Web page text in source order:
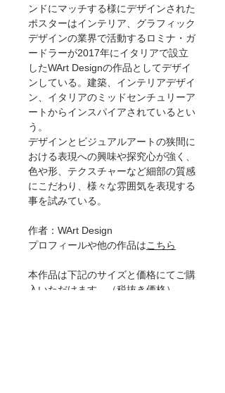
ンドにマッチする様にデザインされた
ポスターはインテリア、グラフィック
デザインの業界で活動するロミナ・ガ
ードラーが2017年にイタリアで設立
したWArt Designの作品としてデザイ
ンしている。建築、インテリアデザイ
ン、イタリアのミッドセンチュリーア
ートからインスパイアされているとい
う。
デザインとビジュアルアートの狭間に
おける表現への興味や探究心が強く、
色や形、テクスチャーなど細部の質感
にこだわり、様々な雰囲気を表現する
事を試みている。
作者：WArt Design
プロフィールや他の作品はこちら
本作品は下記のサイズと価格にてご購
入いただけます。（税抜き価格）